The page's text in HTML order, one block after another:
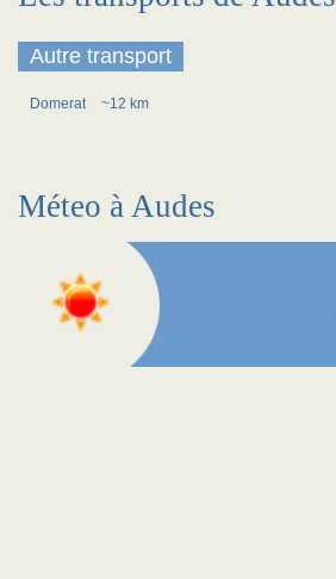
Autre transport
Domerat ~12 km
Méteo à Audes